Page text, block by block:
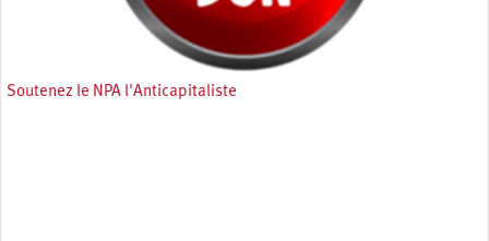
Soutenez le NPA l'Anticapitaliste